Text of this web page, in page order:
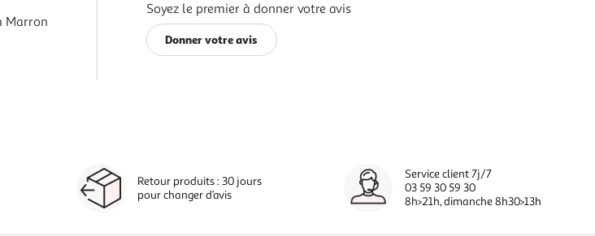
Marron
Soyez le premier à donner votre avis
Donner votre avis
Retour produits : 30 jours
pour changer d’avis
Service client 7j/7
03 59 30 59 30
8h>21h, dimanche 8h30>13h